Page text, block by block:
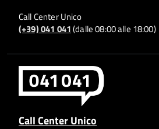
Call Center Unico
(+39) 041 041(dalle 08:00 alle 18:00)
Call Center Unico